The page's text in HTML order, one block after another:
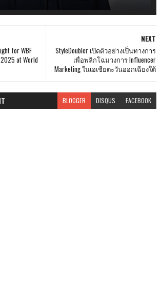
NEXT
StyleDoubler เปิดตัวอย่างเป็นทางการ
เพื่อพลิกโฉมวงการ Influencer
Marketing ในเอเชียตะวันออกเฉียงใต้
for WBF
at World
BLOGGER DISQUS FACEBOOK